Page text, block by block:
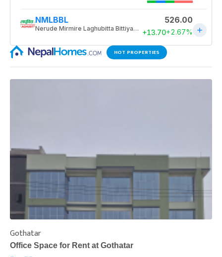
HOT PROPERTIES
Gothatar
Office Space for Rent at Gothatar